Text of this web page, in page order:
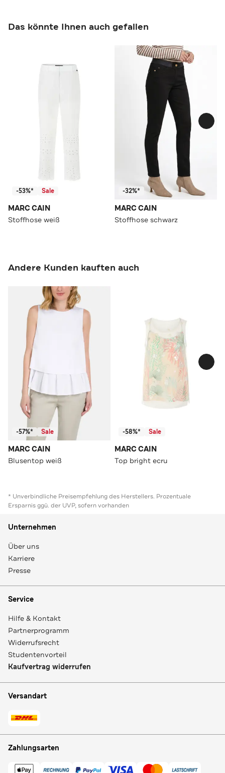
Das könnte Ihnen auch gefallen
-53%* Sale
MARC CAIN
Stoffhose weiß
-32%*
MARC CAIN
Stoffhose schwarz
Andere Kunden kauften auch
-57%* Sale
MARC CAIN
Blusentop weiß
-58%* Sale
MARC CAIN
Top bright ecru
* Unverbindliche Preisempfehlung des Herstellers. Prozentuale
Ersparnis ggü. der UVP, sofern vorhanden
Unternehmen
Über uns
Karriere
Presse
Service
Hilfe & Kontakt
Partnerprogramm
Widerrufsrecht
Studentenvorteil
Kaufvertrag widerrufen
Versandart
Zahlungsarten